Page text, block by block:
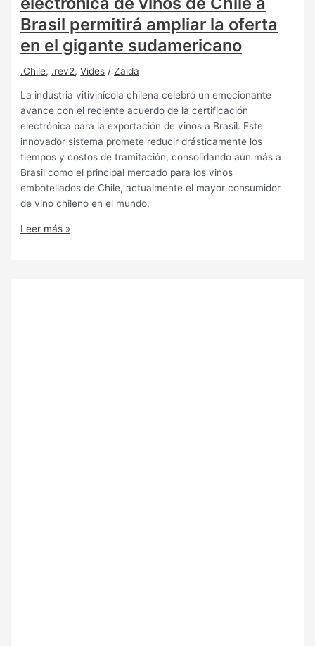
Brasil permitirá ampliar la oferta
en el gigante sudamericano
.Chile, .rev2,Vides /Zaida
La industria vitivinícola chilena celebró un emocionante
avance con el reciente acuerdo de la certificación
electrónica para la exportación de vinos a Brasil. Este
innovador sistema promete reducir drásticamente los
tiempos y costos de tramitación, consolidando aún más a
Brasil como el principal mercado para los vinos
embotellados de Chile, actualmente el mayor consumidor
de vino chileno en el mundo.
Leer más »